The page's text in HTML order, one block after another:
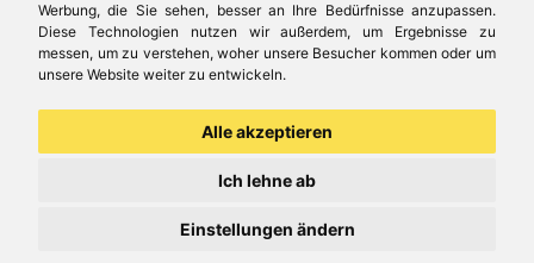
Werbung, die Sie sehen, besser an Ihre Bedürfnisse anzupassen.
Diese Technologien nutzen wir außerdem, um Ergebnisse zu
messen, um zu verstehen, woher unsere Besucher kommen oder um
unsere Website weiter zu entwickeln.
Alle akzeptieren
Ich lehne ab
Einstellungen ändern
Es gibt uns auch in
© Aduis 1996 - 2026